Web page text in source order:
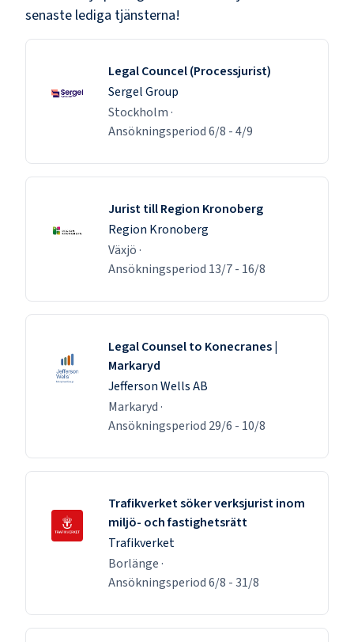
senaste lediga tjänsterna!
Legal Councel (Processjurist)
Sergel Group
Stockholm ·
Ansökningsperiod6/8 -4/9
Jurist till Region Kronoberg
Region Kronoberg
Växjö ·
Ansökningsperiod 13/7- 16/8
Legal Counsel to Konecranes |
Markaryd
Jefferson Wells AB
Markaryd ·
Ansökningsperiod 29/6 - 10/8
Trafikverket söker verksjurist inom
miljö- och fastighetsrätt
Trafikverket
Borlänge ·
Ansökningsperiod6/8 -31/8